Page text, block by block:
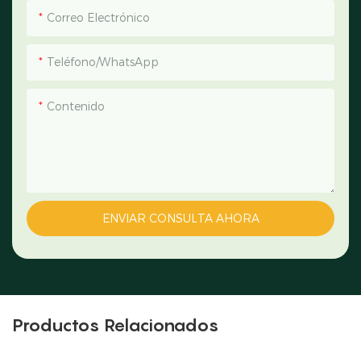
Correo Electrónico
Teléfono/WhatsApp
Contenido
ENVIAR CONSULTA AHORA
Productos Relacionados